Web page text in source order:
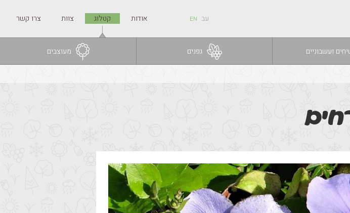
עב EN אודות קטלוג
ועשבוניים גפנים מעוצבים
צוות צרו קשר